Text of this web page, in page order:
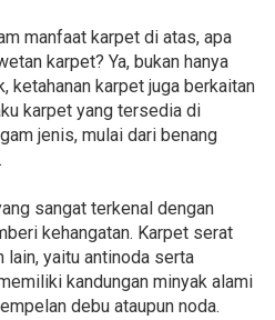
manfaat karpet di atas, apa
karpet? Ya, bukan hanya
ketahanan karpet juga berkaitan
karpet yang tersedia di
jenis, mulai dari benang
sangat terkenal dengan
kehangatan. Karpet serat
yaitu antinoda serta
kandungan minyak alami
debu ataupun noda.